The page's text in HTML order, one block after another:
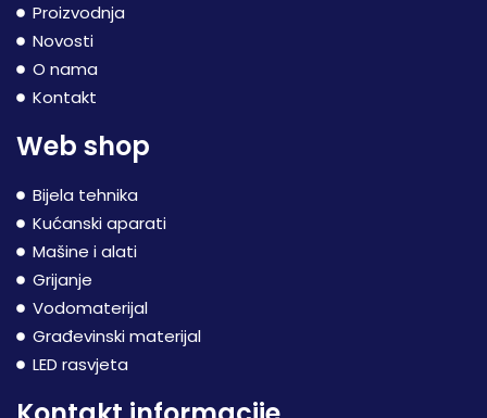
Proizvodnja
Novosti
O nama
Kontakt
Web shop
Bijela tehnika
Kućanski aparati
Mašine i alati
Grijanje
Vodomaterijal
Građevinski materijal
LED rasvjeta